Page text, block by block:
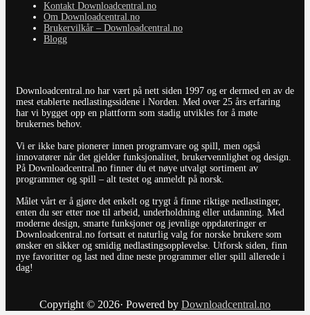
Kontakt Downloadcentral.no
Om Downloadcentral.no
Brukervilkår – Downloadcentral.no
Blogg
Downloadcentral.no har vært på nett siden 1997 og er dermed en av de
mest etablerte nedlastingssidene i Norden. Med over 25 års erfaring
har vi bygget opp en plattform som stadig utvikles for å møte
brukernes behov.
Vi er ikke bare pionerer innen programvare og spill, men også
innovatører når det gjelder funksjonalitet, brukervennlighet og design.
På Downloadcentral.no finner du et nøye utvalgt sortiment av
programmer og spill – alt testet og anmeldt på norsk.
Målet vårt er å gjøre det enkelt og trygt å finne riktige nedlastinger,
enten du ser etter noe til arbeid, underholdning eller utdanning. Med
moderne design, smarte funksjoner og jevnlige oppdateringer er
Downloadcentral.no fortsatt et naturlig valg for norske brukere som
ønsker en sikker og smidig nedlastingsopplevelse. Utforsk siden, finn
nye favoritter og last ned dine neste programmer eller spill allerede i
dag!
Copyright © 2026· Powered by Downloadcentral.no